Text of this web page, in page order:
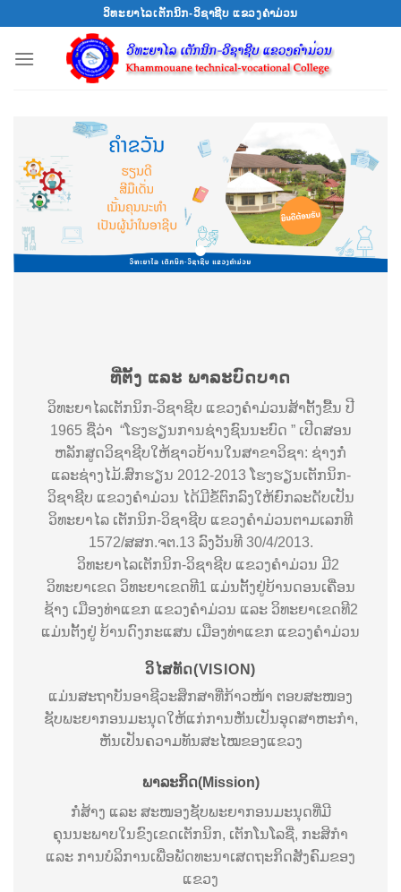
content
ວິທະຍາໄລເຕັກນິກ-ວິຊາຊີບ ແຂວງຄຳມ່ວນ
ທີ່ຕັ້ງ ແລະ ພາລະບົດບາດ
ວິທະຍາໄລເຕັກນິກ-ວິຊາຊີບ ແຂວງຄຳມ່ວນສ້າຕັ້ງຂື້ນ ປີ
1965 ຊື່ວ່າ “ໂຮງຮຽນການຊ່າງຊົນນະບົດ ” ເປີດສອນ
ຫລັກສູດວິຊາຊີບໃຫ້ຊາວບ້ານໃນສາຂາວິຊາ: ຊ່າງກໍ່
ແລະຊ່າງໄມ້.ສົກຮຽນ 2012-2013 ໂຮງຮຽນເຕັກນິກ-
ວິຊາຊີບ ແຂວງຄຳມ່ວນ ໄດ້ມີຂໍ້ຕົກລົງໃຫ້ຍົກລະດັບເປັນ
ວິທະຍາໄລ ເຕັກນິກ-ວິຊາຊີບ ແຂວງຄຳມ່ວນຕາມເລກທີ
1572/ສສກ.ຈຕ.13 ລົງວັນທີ 30/4/2013.
ວິທະຍາໄລເຕັກນິກ-ວິຊາຊີບ ແຂວງຄຳມ່ວນ ມີ2
ວິທະຍາເຂດ ວິທະຍາເຂດທີ1 ແມ່ນຕັ້ງຢູ່ບ້ານດອນເຄື່ອນ
ຊ້າງ ເມືອງທ່າແຂກ ແຂວງຄຳມ່ວນ ແລະ ວິທະຍາເຂດທີ2
ແມ່ນຕັ້ງຢູ່ ບ້ານດົງກະແສນ ເມືອງທ່າແຂກ ແຂວງຄຳມ່ວນ
ວິໄສທັດ(VISION)
ແມ່ນສະຖາບັນອາຊີວະສຶກສາທີ່ກ້າວໜ້າ ຕອບສະໜອງ
ຊັບພະຍາກອນມະນຸດໃຫ້ແກ່ການຫັນເປັນອຸດສາຫະກຳ,
ຫັນເປັນຄວາມທັນສະໄໝຂອງແຂວງ
ພາລະກິດ(Mission)
ກໍ່ສ້າງ ແລະ ສະໜອງຊັບພະຍາກອນມະນຸດທີ່ມີ
ຄຸນນະພາບໃນຂົງເຂດເຕັກນິກ, ເຕັກໂນໂລຊີ່, ກະສິກຳ
ແລະ ການບໍລິການເພື່ອພັດທະນາເສດຖະກິດສັງຄົມຂອງ
ແຂວງ